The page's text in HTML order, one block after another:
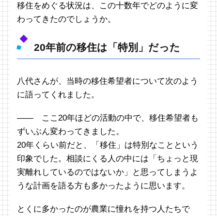
移住をめぐる状況は、この十数年でどのように変
わってきたのでしょうか。
20年前の移住は「特別」だった
八代さんが、当時の移住希望者について次のよう
に語ってくれました。
―― ここ20年ほどの活動の中で、移住希望者も
ずいぶん変わってきました。
20年くらい前だと、「移住」は特別なことという
印象でした。相談にくる人の中には「ちょっと現
実離れしているのではないか」と思ってしまうよ
うな計画を語る方も多かったように思います。
とくに多かったのが農業に憧れを持つ人たちで